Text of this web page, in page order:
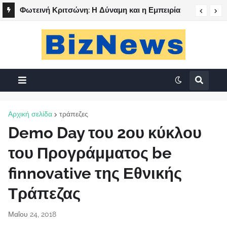
Φωτεινή Κριτσώνη: Η Δύναμη και η Εμπειρία
Αρχική σελίδα τράπεζες
Demo Day του 2ου κύκλου
του Προγράμματος be
finnovative της Εθνικής
Τράπεζας
Μαΐου 24, 2018